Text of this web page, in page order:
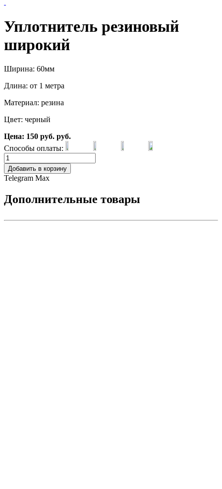
Уплотнитель резиновый
широкий
Ширина: 60мм
Длина: от 1 метра
Материал: резина
Цвет: черный
Цена: 150 руб. руб.
Способы оплаты:
Добавить в корзину
Telegram Max
Дополнительные товары